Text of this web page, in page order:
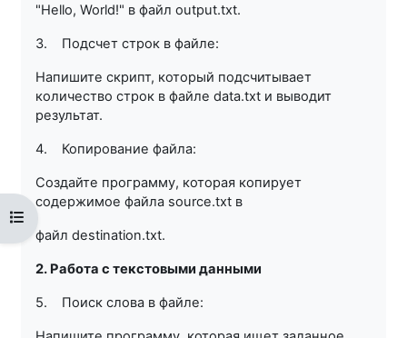
Открыть оглавление курса
"Hello, World!" в файл output.txt.
3. Подсчет строк в файле:
Напишите скрипт, который подсчитывает
количество строк в файле data.txt и выводит
результат.
4. Копирование файла:
Создайте программу, которая копирует
содержимое файла source.txt в
файл destination.txt.
2. Работа с текстовыми данными
5. Поиск слова в файле: